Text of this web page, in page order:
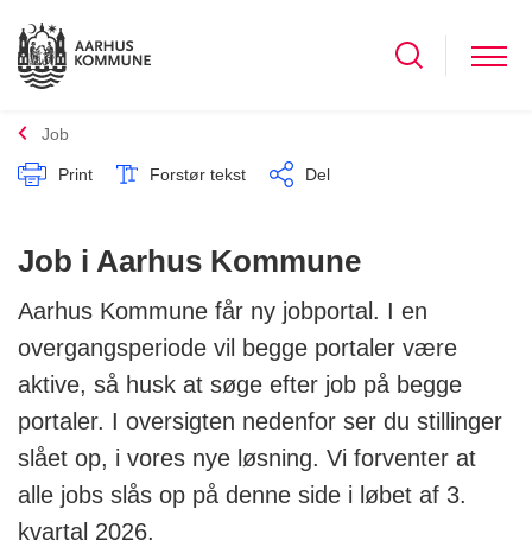
Job
Print Forstør tekst Del
Job i Aarhus Kommune
Aarhus Kommune får ny jobportal. I en
overgangsperiode vil begge portaler være
aktive, så husk at søge efter job på begge
portaler. I oversigten nedenfor ser du stillinger
slået op, i vores nye løsning. Vi forventer at
alle jobs slås op på denne side i løbet af 3.
kvartal 2026.